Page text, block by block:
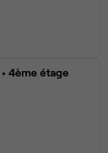
• 4ème étage